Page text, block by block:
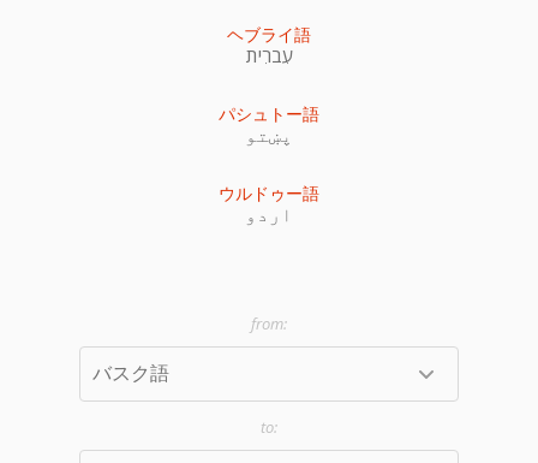
ヘブライ語
עִברִית
パシュトー語
پښتو
ウルドゥー語
اردو